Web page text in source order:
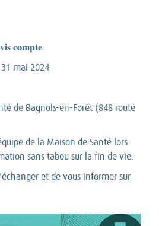
𝐜𝐨𝐦𝐩𝐭𝐞
mai 2024
de Bagnols-en-Forêt (848 route
de la Maison de Santé lors
sans tabou sur la fin de vie.
et de vous informer sur